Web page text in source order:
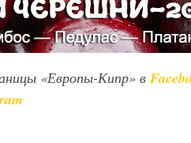
«Европы-Кипр» в